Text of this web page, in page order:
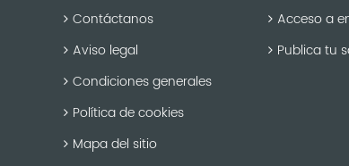
Contáctanos
Aviso legal
Condiciones generales
Política de cookies
Mapa del sitio
Acceso a
Publica tu